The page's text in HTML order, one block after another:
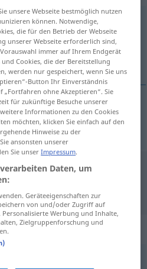
anklicken/antippen)
männlich
unsere Webseite bestmöglich nutzen
können. Notwendige,
die für den Betrieb der Webseite
unserer Webseite erforderlich sind,
immer auf Ihrem Endgerät
Cookies, die der Bereitstellung
werden nur gespeichert, wenn Sie uns
Button Ihr Einverständnis
„Fortfahren ohne Akzeptieren“. Sie
für zukünftige Besuche unserer
Informationen zu den Cookies
möchten, klicken Sie einfach auf den
Hinweise zu der
ansonsten unserer
Sie unserImpressum.
Daten, um
Geräteeigenschaften zur
von und/oder Zugriff auf
Werbung und Inhalte,
Zielgruppenforschung und